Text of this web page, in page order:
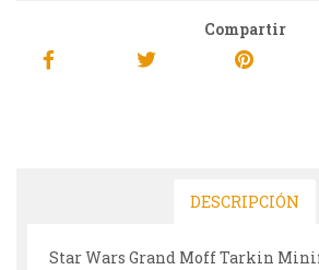
Compartir
DESCRIPCIÓN
Star Wars Grand Moff Tarkin